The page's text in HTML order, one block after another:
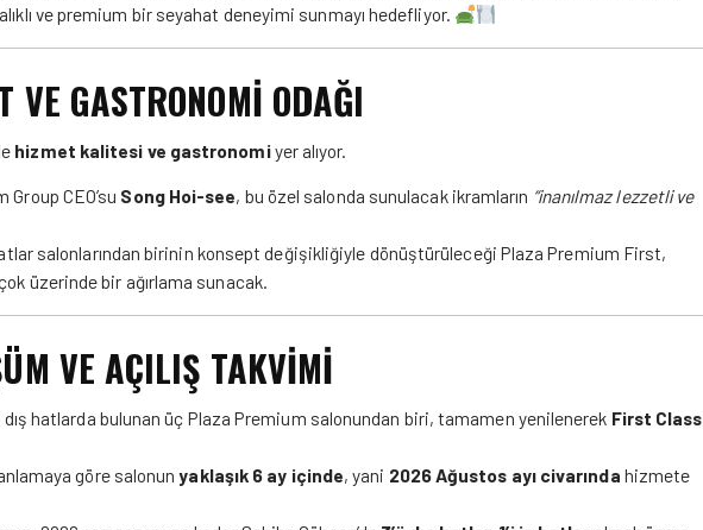
ve premium bir seyahat deneyimi sunmayı hedefliyor.
VE GASTRONOMİ ODAĞI
hizmet kalitesi ve gastronomiyer alıyor.
CEO’su Song Hoi-see, bu özel salonda sunulacak ikramların “inanılmaz lezzetli ve
salonlarından birinin konsept değişikliğiyle dönüştürüleceği Plaza Premium First,
üzerinde bir ağırlama sunacak.
VE AÇILIŞ TAKVİMİ
dış hatlarda bulunan üç Plaza Premium salonundan biri, tamamen yenilenerek First Class
göre salonunyaklaşık 6 ay içinde, yani 2026 Ağustos ayı civarında hizmete